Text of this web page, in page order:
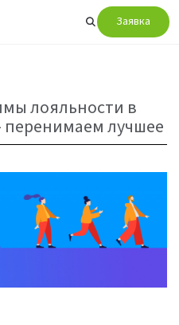
Заявка
лояльности в
лучшее